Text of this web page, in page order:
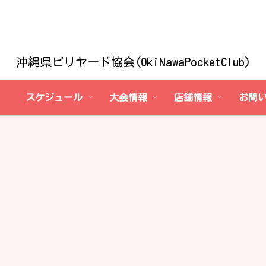
沖縄県ビリヤード協会(OkiNawaPocketClub)
スケジュール 大会情報 店舗情報 お問